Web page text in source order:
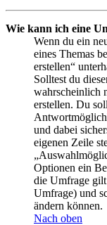
Wie kann ich eine
Wenn du ein
eines Themas
erstellen“
Solltest du
wahrscheinlich
erstellen. Du
und dabei
eigenen Zeile
Optionen ein
die Umfrage
Umfrage) und
ändern können.
Nach oben